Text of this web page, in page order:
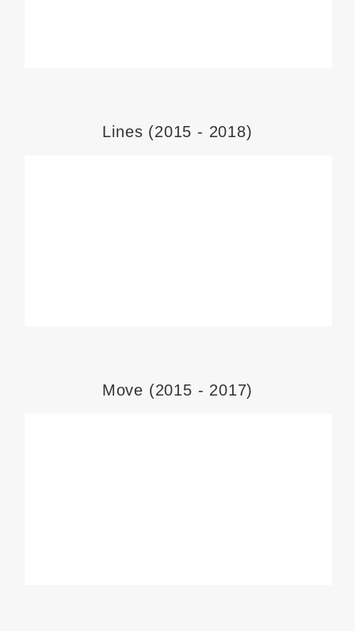
Lines (2015 - 2018)
Move (2015 - 2017)